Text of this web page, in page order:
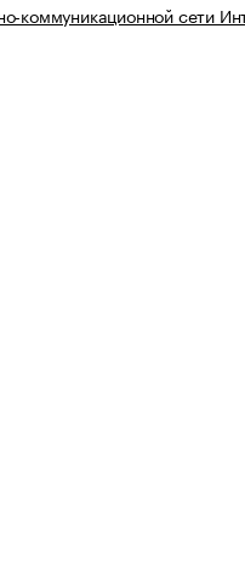
коммуникационной сети